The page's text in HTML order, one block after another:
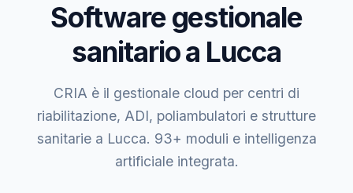
Software gestionale
sanitario a Lucca
CRIA è il gestionale cloud per centri di
riabilitazione, ADI, poliambulatori e strutture
sanitarie a Lucca. 93+ moduli e intelligenza
artificiale integrata.